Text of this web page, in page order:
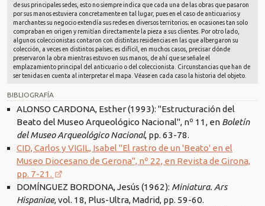
de sus principales sedes, esto no siempre indica que cada una de las obras que pasaron
por sus manos estuviera concretamente en tal lugar, pues en el caso de anticuarios y
marchantes su negocio extendía sus redes en diversos territorios; en ocasiones tan solo
compraban en origen y remitían directamente la pieza a sus clientes. Por otro lado,
algunos coleccionistas contaron con distintas residencias en las que albergaron su
colección, a veces en distintos países; es difícil, en muchos casos, precisar dónde
preservaron la obra mientras estuvo en sus manos, de ahí que se señale el
emplazamiento principal del anticuario o del coleccionista. Circunstancias que han de
ser tenidas en cuenta al interpretar el mapa. Véase en cada caso la historia del objeto.
BIBLIOGRAFÍA
ALONSO CARDONA, Esther (1993): "Estructuración del
Beato del Museo Arqueológico Nacional", nº 11, en Boletín
del Museo Arqueológico Nacional, pp. 63-78.
CID, Carlos y VIGIL, Isabel "El rastro de un 'Beato' en el
Museo Diocesano de Gerona", nº 22, en Revista de Girona,
pp. 7-21.
DOMÍNGUEZ BORDONA, Jesús (1962): Miniatura. Ars
Hispaniae, vol. 18, Plus-Ultra, Madrid, pp. 59-60.